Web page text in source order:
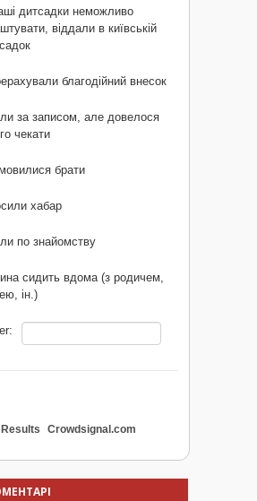
дитсадки неможливо
віддали в київській
благодійний внесок
за записом, але довелося
чекати
брати
хабар
по знайомству
сидить вдома (з родичем,
ін.)
Crowdsignal.com